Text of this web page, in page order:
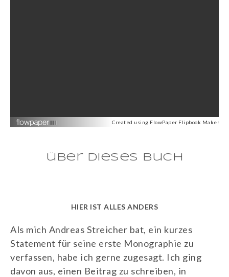
Created using FlowPaper Flipbook Maker
über dieses buch
HIER IST ALLES ANDERS
Als mich Andreas Streicher bat, ein kurzes
Statement für seine erste Monographie zu
verfassen, habe ich gerne zugesagt. Ich ging
davon aus, einen Beitrag zu schreiben, in